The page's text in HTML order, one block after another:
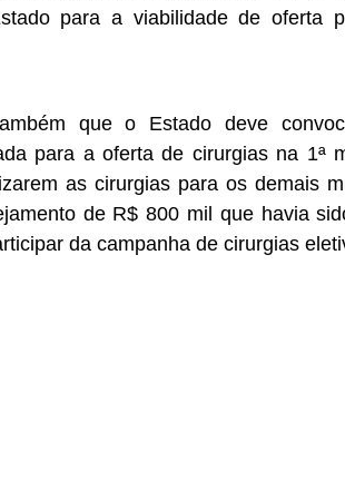
para a viabilidade de oferta
que o Estado deve
para a oferta de cirurgias na 1ª
as cirurgias para os demais
de R$ 800 mil que havia
da campanha de cirurgias